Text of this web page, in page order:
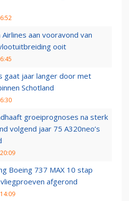
Airlines aan vooravond van
ooit
gaat jaar langer door met
Schotland
groeiprognoses na sterk
volgend jaar 75 A320neo’s
Boeing 737 MAX 10 stap
afgerond